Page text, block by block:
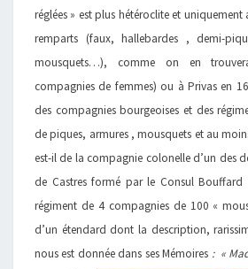
réglées » est plus hétéroclite et
remparts (faux, hallebardes , demi-
mousquets…), comme on en
compagnies de femmes) ou à Privas en
des compagnies bourgeoises et des
de piques, armures , mousquets et au
est-il de la compagnie colonelle d’un des
de Castres formé par le Consul Bouffard
régiment de 4 compagnies de 100 «
d’un étendard dont la description,
nous est donnée dans ses Mémoires : «